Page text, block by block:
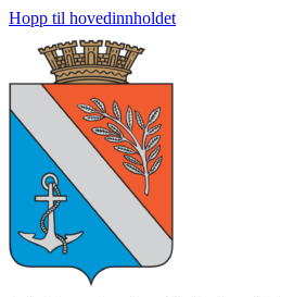
Hopp til hovedinnholdet